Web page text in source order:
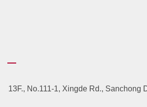
13F., No.111-1, Xingde Rd., Sanchong